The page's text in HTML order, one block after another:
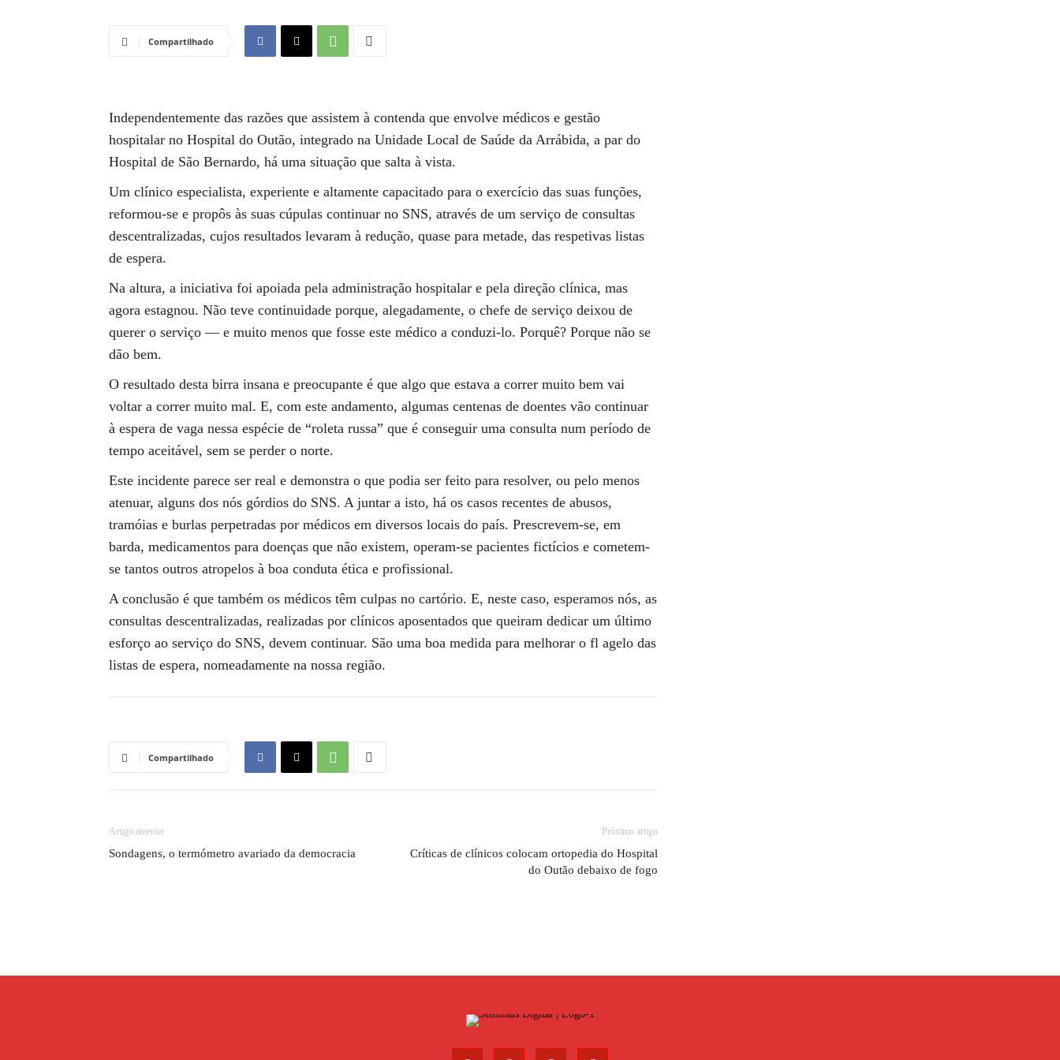
Compartilhado
Independentemente das razões que assistem à contenda que envolve médicos e gestão
hospitalar no Hospital do Outão, integrado na Unidade Local de Saúde da Arrábida, a par do
Hospital de São Bernardo, há uma situação que salta à vista.
Um clínico especialista, experiente e altamente capacitado para o exercício das suas funções,
reformou-se e propôs às suas cúpulas continuar no SNS, através de um serviço de consultas
descentralizadas, cujos resultados levaram à redução, quase para metade, das respetivas listas
de espera.
Na altura, a iniciativa foi apoiada pela administração hospitalar e pela direção clínica, mas
agora estagnou. Não teve continuidade porque, alegadamente, o chefe de serviço deixou de
querer o serviço — e muito menos que fosse este médico a conduzi-lo. Porquê? Porque não se
dão bem.
O resultado desta birra insana e preocupante é que algo que estava a correr muito bem vai
voltar a correr muito mal. E, com este andamento, algumas centenas de doentes vão continuar
à espera de vaga nessa espécie de “roleta russa” que é conseguir uma consulta num período de
tempo aceitável, sem se perder o norte.
Este incidente parece ser real e demonstra o que podia ser feito para resolver, ou pelo menos
atenuar, alguns dos nós górdios do SNS. A juntar a isto, há os casos recentes de abusos,
tramóias e burlas perpetradas por médicos em diversos locais do país. Prescrevem-se, em
barda, medicamentos para doenças que não existem, operam-se pacientes fictícios e cometem-
se tantos outros atropelos à boa conduta ética e profissional.
A conclusão é que também os médicos têm culpas no cartório. E, neste caso, esperamos nós, as
consultas descentralizadas, realizadas por clínicos aposentados que queiram dedicar um último
esforço ao serviço do SNS, devem continuar. São uma boa medida para melhorar o fl agelo das
listas de espera, nomeadamente na nossa região.
Compartilhado
Artigo anterior
Sondagens, o termómetro avariado da democracia
Próximo artigo
Críticas de clínicos colocam ortopedia do Hospital
do Outão debaixo de fogo